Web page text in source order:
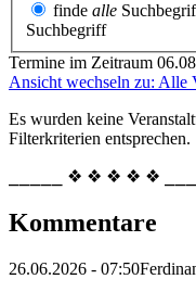
finde alle
Suchbegriff
Termine im Zeitraum
Ansicht wechseln zu: Alle
Es wurden keine
Filterkriterien entsprechen.
⎯⎯⎯⎯⎯ ❖ ❖ ❖ ❖ ❖
Kommentare
26.06.2026 - 07:50